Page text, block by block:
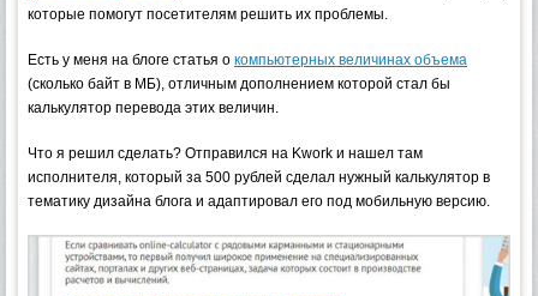
которые помогут посетителям решить их проблемы.
Есть у меня на блоге статья о компьютерных величинах объема
(сколько байт в МБ), отличным дополнением которой стал бы
калькулятор перевода этих величин.
Что я решил сделать? Отправился на Kwork и нашел там
исполнителя, который за 500 рублей сделал нужный калькулятор в
тематику дизайна блога и адаптировал его под мобильную версию.